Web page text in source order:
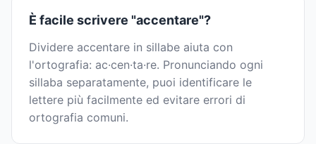
È facile scrivere "accentare"?
Dividere accentare in sillabe aiuta con
l'ortografia: ac·cen·ta·re. Pronunciando ogni
sillaba separatamente, puoi identificare le
lettere più facilmente ed evitare errori di
ortografia comuni.